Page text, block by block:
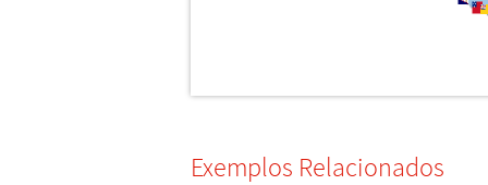
Exemplos Relacionados